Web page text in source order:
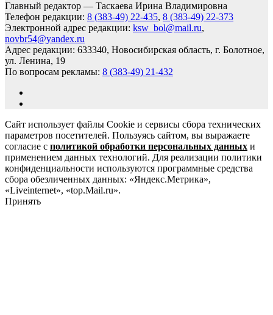
Главный редактор — Таскаева Ирина Владимировна
Телефон редакции: 8 (383-49) 22-435, 8 (383-49) 22-373
Электронной адрес редакции: ksw_bol@mail.ru,
novbr54@yandex.ru
Адрес редакции: 633340, Новосибирская область, г. Болотное,
ул. Ленина, 19
По вопросам рекламы: 8 (383-49) 21-432
Сайт использует файлы Cookie и сервисы сбора технических
параметров посетителей. Пользуясь сайтом, вы выражаете
согласие с политикой обработки персональных данных и
применением данных технологий. Для реализации политики
конфиденциальности используются программные средства
сбора обезличенных данных: «Яндекс.Метрика»,
«Liveinternet», «top.Mail.ru».
Принять